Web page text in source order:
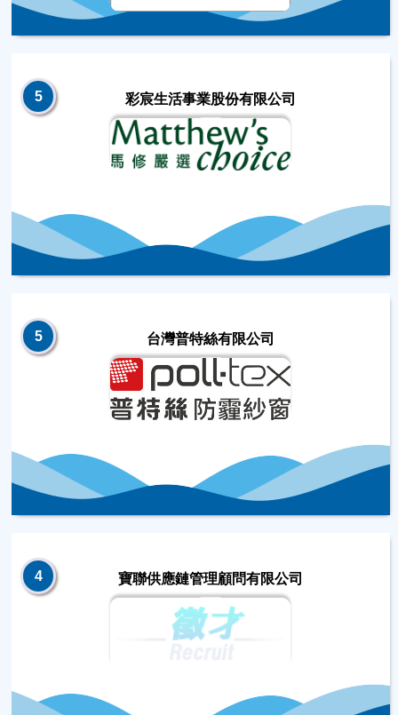
5 彩宸生活事業股份有限公司
5 台灣普特絲有限公司
4 寶聯供應鏈管理顧問有限公司